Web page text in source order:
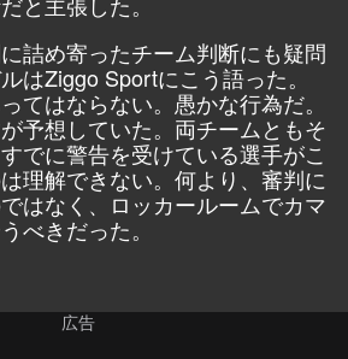
詰め寄ったチーム判断にも疑問
はZiggo Sportにこう語った。
てはならない。愚かな行為だ。
予想していた。両チームともそ
でに警告を受けている選手がこ
理解できない。何より、審判に
はなく、ロッカールームでカマ
べきだった。